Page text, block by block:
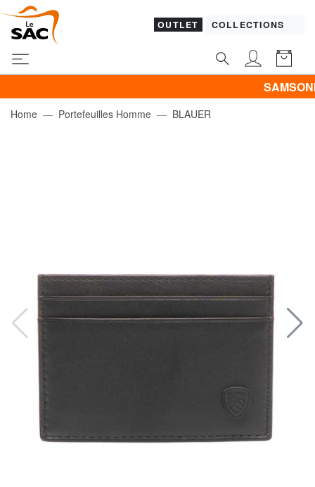
OUTLET COLLECTIONS
SAMSONITE -
Home Portefeuilles Homme BLAUER